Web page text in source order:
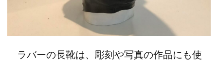
ラバーの長靴は、彫刻や写真の作品にも使